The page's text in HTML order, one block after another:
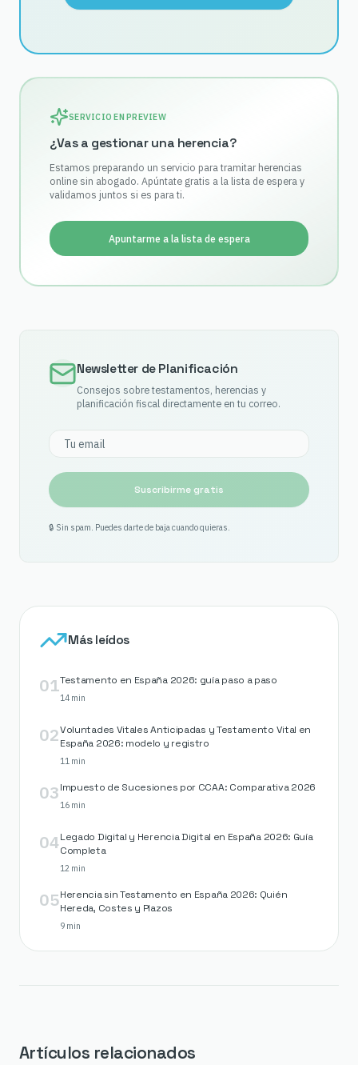
SERVICIO EN PREVIEW
¿Vas a gestionar una herencia?
Estamos preparando un servicio para tramitar herencias
online sin abogado. Apúntate gratis a la lista de espera y
validamos juntos si es para ti.
Apuntarme a la lista de espera
Newsletter de Planificación
Consejos sobre testamentos, herencias y
planificación fiscal directamente en tu correo.
Suscribirme gratis
🔒 Sin spam. Puedes darte de baja cuando quieras.
Más leídos
01Testamento en España 2026: guía paso a paso
14 min
02Voluntades Vitales Anticipadas y Testamento Vital en
España 2026: modelo y registro
11 min
03Impuesto de Sucesiones por CCAA: Comparativa 2026
16 min
04Legado Digital y Herencia Digital en España 2026: Guía
Completa
12 min
05Herencia sin Testamento en España 2026: Quién
Hereda, Costes y Plazos
9 min
Artículos relacionados